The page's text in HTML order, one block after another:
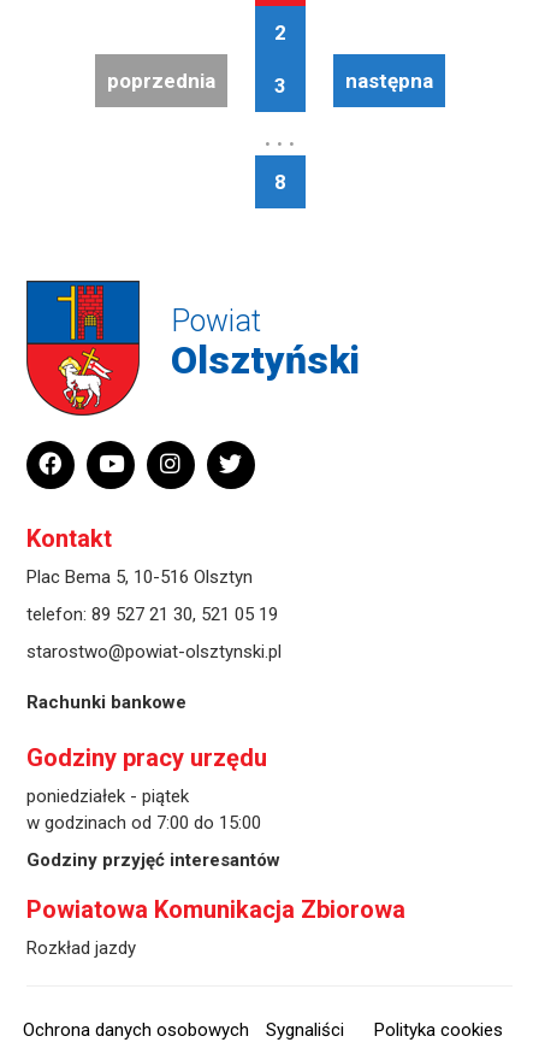
poprzednia
2
3
. . .
8
następna
Powiat
Olsztyński
Kontakt
Plac Bema 5, 10-516 Olsztyn
telefon: 89 527 21 30, 521 05 19
starostwo@powiat-olsztynski.pl
Rachunki bankowe
Godziny pracy urzędu
poniedziałek - piątek
w godzinach od 7:00 do 15:00
Godziny przyjęć interesantów
Powiatowa Komunikacja Zbiorowa
Rozkład jazdy
Ochrona danych osobowych Sygnaliści Polityka cookies